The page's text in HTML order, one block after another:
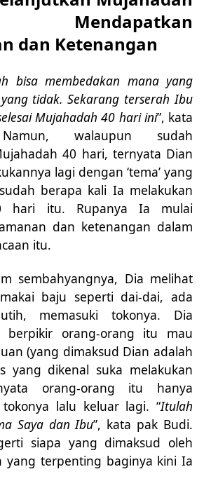
dan Ketenangan
bisa membedakan mana yang
tidak. Sekarang terserah Ibu
Mujahadah 40 hari ini”, kata
walaupun sudah
40 hari, ternyata Dian
lagi dengan ‘tema’ yang
berapa kali Ia melakukan
hari itu. Rupanya Ia mulai
dan ketenangan dalam
itu.
sembahyangnya, Dia melihat
baju seperti dai-dai, ada
memasuki tokonya. Dia
berpikir orang-orang itu mau
(yang dimaksud Dian adalah
yang dikenal suka melakukan
orang-orang itu hanya
lalu keluar lagi. “Itulah
Saya dan Ibu”, kata pak Budi.
siapa yang dimaksud oleh
yang terpenting baginya kini Ia